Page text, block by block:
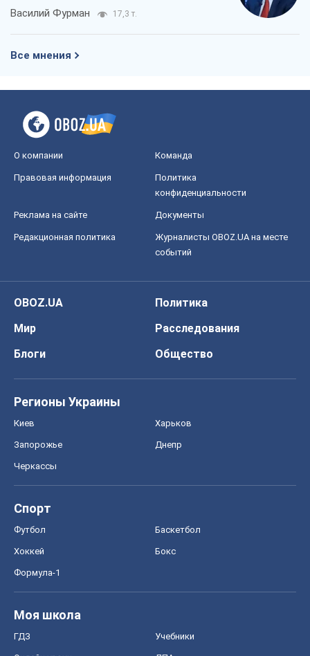
Василий Фурман 17,3 т.
Все мнения
О компании Команда
Правовая информация
Политика
конфиденциальности
Реклама на сайте Документы
Редакционная политика
Журналисты OBOZ.UA на месте
событий
OBOZ.UA
Политика
Мир
Расследования
Блоги
Общество
Регионы Украины
Киев Харьков
Запорожье Днепр
Черкассы
Спорт
Футбол Баскетбол
Хоккей Бокс
Формула-1
Моя школа
ГДЗ Учебники